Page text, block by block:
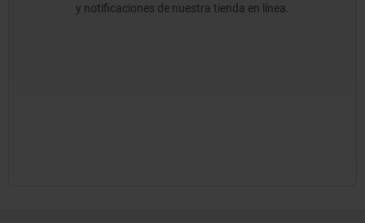
y notificaciones de nuestra tienda en línea.